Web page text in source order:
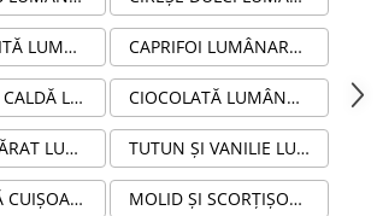
CAFEA PRĂJITĂ LUMÂNARE PARFUMATĂ DIN CEARĂ NATURALĂ DE SOIA 100G CAPRIFOI LUMÂNARE PARFUMATĂ DIN CEARĂ NATURALĂ DE SOIA 100G
CIOCOLATĂ CALDĂ LUMÂNARE PARFUMATĂ DIN CEARĂ NATURALĂ DE SOIA CIOCOLATĂ LUMÂNARE PARFUMATĂ DIN CEARĂ NATURALĂ DE SOIA 100G
CARAMEL SĂRAT LUMÂNARE PARFUMATĂ DIN CEARĂ NATURALĂ DE SOIA 100G ÎN STICLĂ AMBRĂ TUTUN ȘI VANILIE LUMÂNARE PARFUMATĂ DIN CEARĂ NATURALĂ DE SOIA 100G ÎN STICLĂ AMBRĂ
PORTOCALĂ CUIȘOARE ȘI SCORȚIȘOARĂ LUMÂNARE PARFUMATĂ DIN CEARĂ NATURALĂ DE SOIA 100G ÎN STICLĂ AMBRĂ MOLID ȘI SCORȚIȘOARĂ LUMÂNARE PARFUMATĂ DIN CEARĂ NATURALĂ DE SOIA 100G ÎN STICLĂ AMBRĂ